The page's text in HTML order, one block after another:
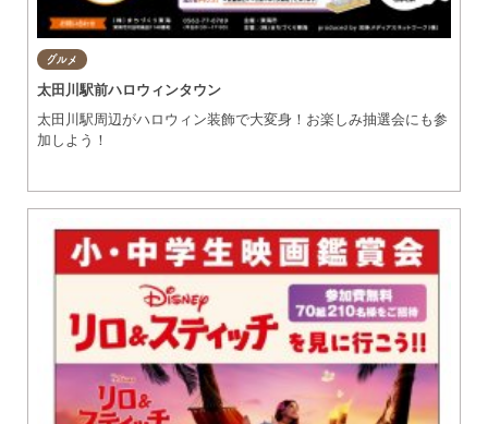
グルメ
太田川駅前ハロウィンタウン
太田川駅周辺がハロウィン装飾で大変身！お楽しみ抽選会にも参
加しよう！